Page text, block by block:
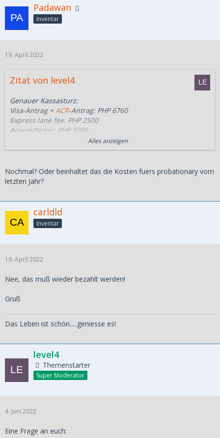
Padawan
Inventar
19. April 2022
Zitat von level4
Genauer Kassasturz:
Visa-Antrag + ACR-Antrag: PHP 6760
Express lane fee: PHP 2500
Anwalt/Notar: PHP 5000
-----------------------------------------------------
Gesamt also: PHP 14260
Alles anzeigen
Nochmal? Oder beinhaltet das die Kosten fuers probationary vom
letzten Jahr?
carldld
Inventar
19. April 2022
Nee, das muß wieder bezahlt werden!
Gruß
Das Leben ist schön.....geniesse es!
level4
Themenstarter
Super Moderator
4. Juni 2022
Eine Frage an euch: